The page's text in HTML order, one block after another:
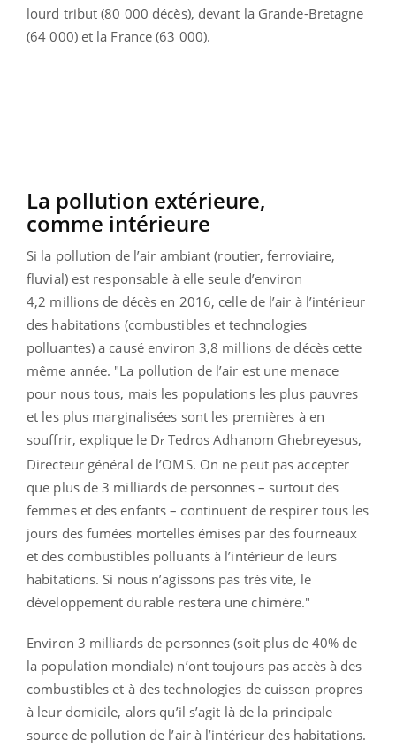
lourd tribut (80 000 décès), devant la Grande-Bretagne
(64 000) et la France (63 000).
La pollution extérieure,
comme intérieure
Si la pollution de l’air ambiant (routier, ferroviaire,
fluvial) est responsable à elle seule d’environ
4,2 millions de décès en 2016, celle de l’air à l’intérieur
des habitations (combustibles et technologies
polluantes) a causé environ 3,8 millions de décès cette
même année. "La pollution de l’air est une menace
pour nous tous, mais les populations les plus pauvres
et les plus marginalisées sont les premières à en
souffrir, explique le Dr Tedros Adhanom Ghebreyesus,
Directeur général de l’OMS. On ne peut pas accepter
que plus de 3 milliards de personnes – surtout des
femmes et des enfants – continuent de respirer tous les
jours des fumées mortelles émises par des fourneaux
et des combustibles polluants à l’intérieur de leurs
habitations. Si nous n’agissons pas très vite, le
développement durable restera une chimère."
Environ 3 milliards de personnes (soit plus de 40% de
la population mondiale) n’ont toujours pas accès à des
combustibles et à des technologies de cuisson propres
à leur domicile, alors qu’il s’agit là de la principale
source de pollution de l’air à l’intérieur des habitations.